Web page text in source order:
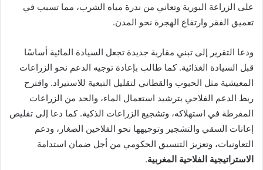
على الزراعة البورية وتعاني من ندرة مياه الشرب، مما تسبب في
تعميق الفقر وارتفاع الهجرة نحو المدن.
ودعا التقرير إلى تبني مقاربة جديدة تجعل السيادة المائية أساسًا
قبل السيادة الغذائية. كما طالب بإعادة توجيه الدعم نحو الزراعات
المعيشية مثل الحبوب والقطاني لتقليل التبعية للاستيراد. واقترح
ربط الدعم الفلاحي بترشيد استعمال الماء، والحد من الزراعات
المفرطة في استهلاكه، وتشجيع الزراعات الذكية. كما دعا إلى تقليص
إعانات السقي والتشجير وتوجيهها نحو الفلاحين الصغار، ودعم
التعاونيات، وتعزيز التنسيق الحكومي من أجل ضمان استدامة
الاستراتيجية الفلاحية المغربية.